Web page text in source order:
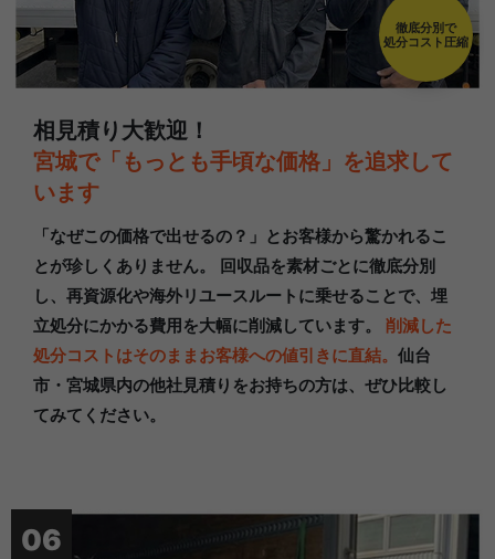
徹底分別で
処分コスト圧縮
相見積り大歓迎！
宮城で「もっとも手頃な価格」を追求して
います
「なぜこの価格で出せるの？」とお客様から驚かれるこ
とが珍しくありません。 回収品を素材ごとに徹底分別
し、再資源化や海外リユースルートに乗せることで、埋
立処分にかかる費用を大幅に削減しています。 削減した
処分コストはそのままお客様への値引きに直結。 仙台
市・宮城県内の他社見積りをお持ちの方は、ぜひ比較し
てみてください。
06